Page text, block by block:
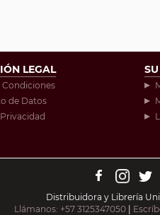
LEGAL
Condiciones
de Datos
Distribuidora y Librería
Llámanos: +57 3125347050